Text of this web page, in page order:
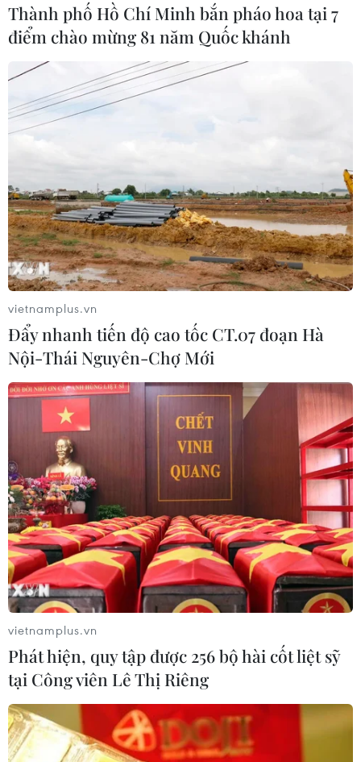
Nữ phi công, Anh hùng Liên Xô Natalia Kravtsova (hay còn gọi
là Natalia Meklin) và Irina Serebrova (phải), trung đoàn Không
quân số 46.
(Nguồn: sputniknews)
(Vietnam+)
Thành phố Hồ Chí Minh bắn pháo hoa tại 7
điểm chào mừng 81 năm Quốc khánh
vietnamplus.vn
Đẩy nhanh tiến độ cao tốc CT.07 đoạn Hà
Nội-Thái Nguyên-Chợ Mới
vietnamplus.vn
Phát hiện, quy tập được 256 bộ hài cốt liệt sỹ
tại Công viên Lê Thị Riêng